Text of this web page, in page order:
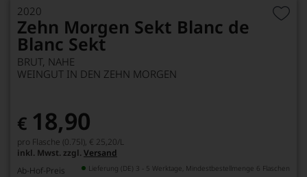
2020
Zehn Morgen Sekt Blanc de
Blanc Sekt
BRUT, NAHE
WEINGUT IN DEN ZEHN MORGEN
€ 18,90
pro Flasche (0.75l), € 25,20/L
inkl. Mwst. zzgl. Versand
Ab-Hof-Preis
Lieferung (DE) 3 - 5 Werktage, Mindestbestellmenge 6 Flaschen